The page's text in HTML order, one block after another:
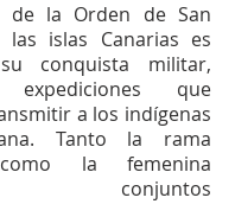
de la Orden de San
las islas Canarias es
conquista militar,
que
a los indígenas
Tanto la rama
la femenina
conjuntos